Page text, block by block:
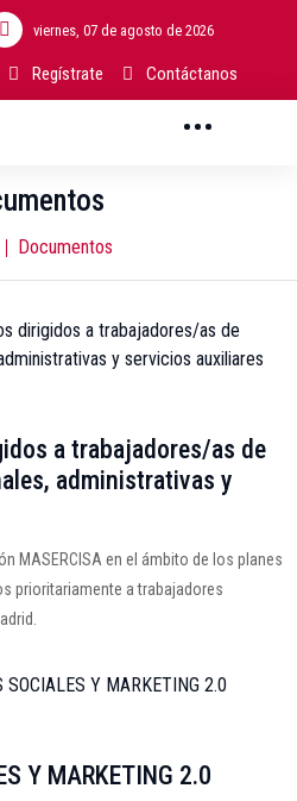
viernes, 07 de agosto de 2026
Regístrate Contáctanos
Documentos
a trabajadores/as de
administrativas y
MASERCISA en el ámbito de los planes
prioritariamente a trabajadores
Y MARKETING 2.0